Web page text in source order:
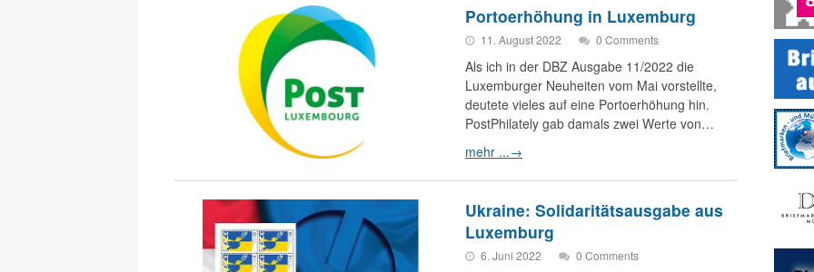
Portoerhöhung in Luxemburg
11. August 2022 0 Comments
Als ich in der DBZ Ausgabe 11/2022 die
Luxemburger Neuheiten vom Mai vorstellte,
deutete vieles auf eine Portoerhöhung hin.
PostPhilately gab damals zwei Werte von…
mehr ...→
Ukraine: Solidaritätsausgabe aus
Luxemburg
6. Juni 2022 0 Comments